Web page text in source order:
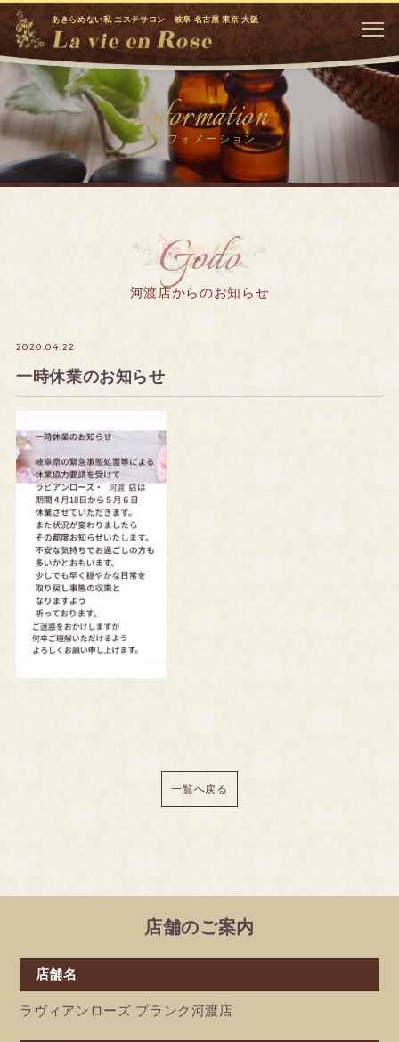
あきらめない私 エステサロン 岐阜 名古屋 東京 大阪
Information
インフォメーション
Godo
河渡店からのお知らせ
2020.04.22
一時休業のお知らせ
一覧へ戻る
店舗のご案内
店舗名
ラヴィアンローズ プランク河渡店